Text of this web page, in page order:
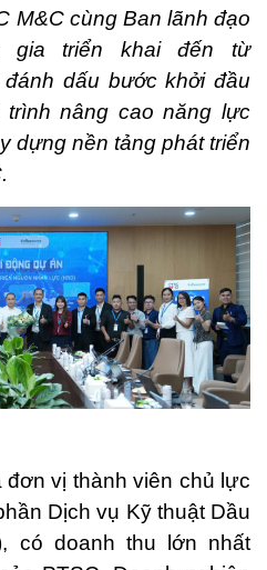
M&C cùng Ban lãnh đạo
gia triển khai đến từ
dấu bước khởi đầu
trình nâng cao năng lực
dựng nền tảng phát triển
đơn vị thành viên chủ lực
Dịch vụ Kỹ thuật Dầu
có doanh thu lớn nhất